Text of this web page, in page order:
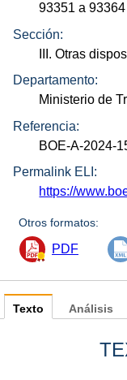
93351 a
Sección:
III. Otras
Departamento:
Ministerio de
Referencia:
BOE-A-2024-
Permalink ELI:
https://
Otros formatos:
PDF
Texto Análisis